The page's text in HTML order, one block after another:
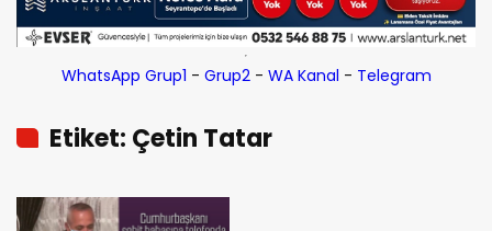
WhatsApp Grup1 - Grup2- WA Kanal - Telegram
Etiket: Çetin Tatar